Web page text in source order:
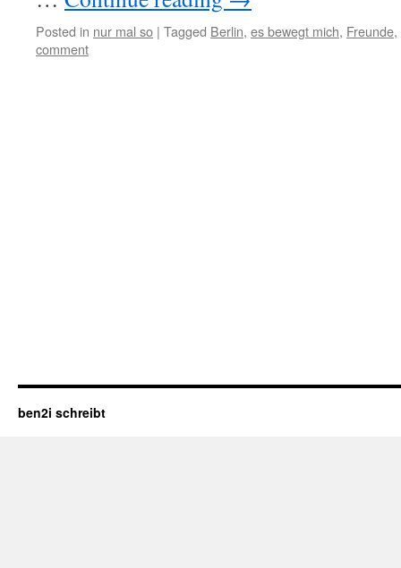
Posted in nur mal so | Tagged Berlin, es bewegt mich, Freunde,
comment
ben2i schreibt